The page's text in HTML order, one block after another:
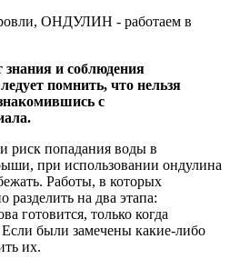
и соблюдения
помнить, что нельзя
с
риск попадания воды в
при использовании ондулина
Работы, в которых
на два этапа:
готовится, только когда
были замечены какие-либо
их.